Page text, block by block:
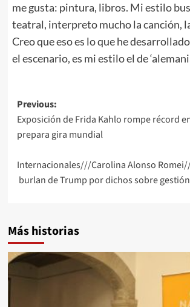
me gusta: pintura, libros. Mi estilo
teatral, interpreto mucho la canción,
Creo que eso es lo que he
el escenario, es mi estilo el de
Post
navigation
Previous:
Exposición de Frida Kahlo rompe récord
prepara gira mundial
Internacionales///Carolina Alonso
burlan de Trump por dichos sobre
Más historias